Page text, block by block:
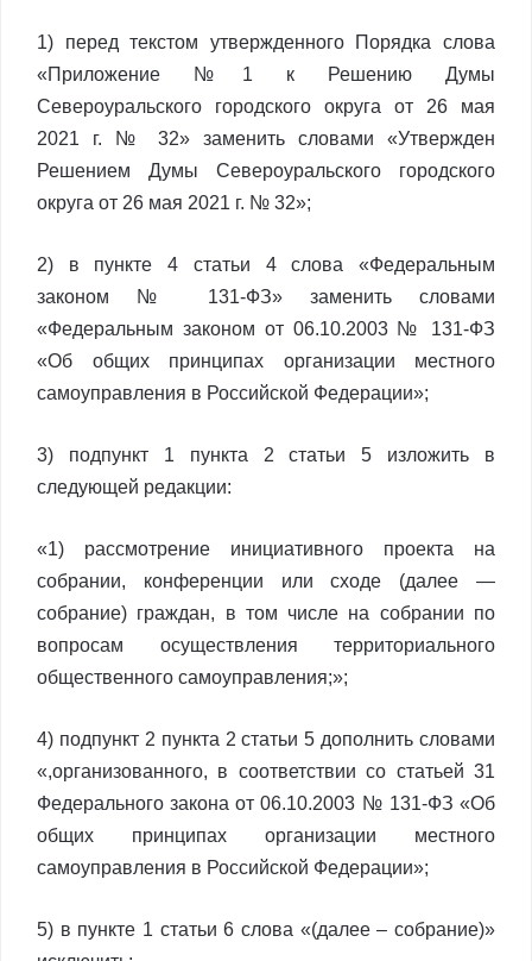
1) перед текстом утвержденного Порядка слова
«Приложение №1 к Решению Думы
Североуральского городского округа от 26 мая
2021 г. № 32» заменить словами «Утвержден
Решением Думы Североуральского городского
округа от 26 мая 2021 г. № 32»;
2) в пункте 4 статьи 4 слова «Федеральным
законом № 131-ФЗ» заменить словами
«Федеральным законом от 06.10.2003 № 131-ФЗ
«Об общих принципах организации местного
самоуправления в Российской Федерации»;
3) подпункт 1 пункта 2 статьи 5 изложить в
следующей редакции:
«1) рассмотрение инициативного проекта на
собрании, конференции или сходе (далее —
собрание) граждан, в том числе на собрании по
вопросам осуществления территориального
общественного самоуправления;»;
4) подпункт 2 пункта 2 статьи 5 дополнить словами
«,организованного, в соответствии со статьей 31
Федерального закона от 06.10.2003 № 131-ФЗ «Об
общих принципах организации местного
самоуправления в Российской Федерации»;
5) в пункте 1 статьи 6 слова «(далее – собрание)»